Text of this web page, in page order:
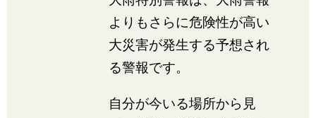
よりもさらに危険性が高い
大災害が発生する予想され
る警報です。
自分が今いる場所から見